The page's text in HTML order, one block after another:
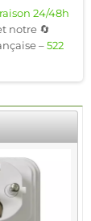
24/48h
notre 🔄
–522